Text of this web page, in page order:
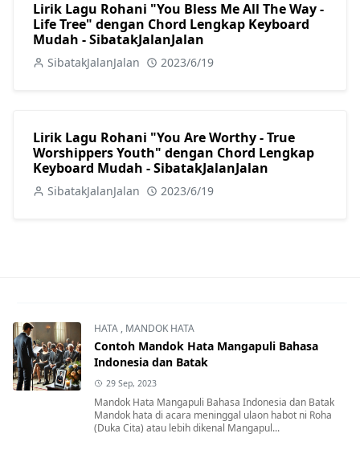
Lirik Lagu Rohani "You Bless Me All The Way -
Life Tree" dengan Chord Lengkap Keyboard
Mudah - SibatakJalanJalan
SibatakJalanJalan 2023/6/19
Lirik Lagu Rohani "You Are Worthy - True
Worshippers Youth" dengan Chord Lengkap
Keyboard Mudah - SibatakJalanJalan
SibatakJalanJalan 2023/6/19
HATA , MANDOK HATA
Contoh Mandok Hata Mangapuli Bahasa
Indonesia dan Batak
29 Sep, 2023
Mandok Hata Mangapuli Bahasa Indonesia dan Batak
Mandok hata di acara meninggal ulaon habot ni Roha
(Duka Cita) atau lebih dikenal Mangapul...